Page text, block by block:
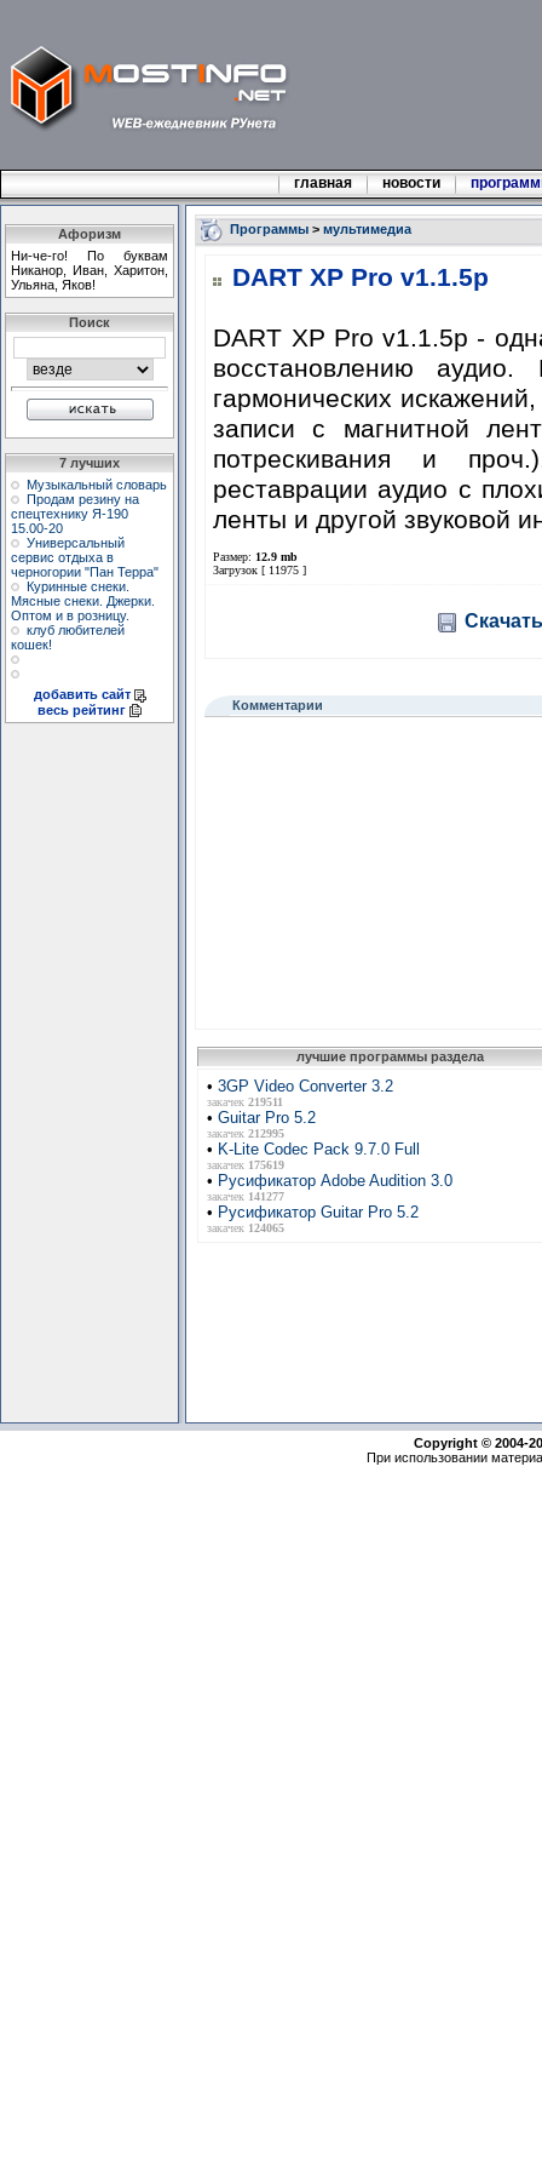
главная новости
Афоризм
Ни-че-го! По бyквам
Hиканоp, Иван, Хаpитон,
Ульяна, Яков!
Поиск
7 лучших
Музыкальный словарь
Продам резину на
спецтехнику Я-190
15.00-20
Универсальный
сервис отдыха в
черногории "Пан Терра"
Куринные снеки.
Мясные снеки. Джерки.
Оптом и в розницу.
клуб любителей
кошек!
добавить сайт
весь рейтинг
Программы> мультимедиа
DART XP Pro v1.1.5p
DART XP Pro v1.1.5p -
восстановлению
гармонических
записи с магнитной
потрескивания и
реставрации аудио с
ленты и другой звуковой
Размер: 12.9 mb
Загрузок [ 11975 ]
Комментарии
лучшие программы раздела
• 3GP Video Converter 3.2
закачек 219511
• Guitar Pro 5.2
закачек 212995
• K-Lite Codec Pack 9.7.0 Full
закачек 175619
• Русификатор Adobe Audition 3.0
закачек 141277
• Русификатор Guitar Pro 5.2
закачек 124065
Copyright © 2004-
При использовании